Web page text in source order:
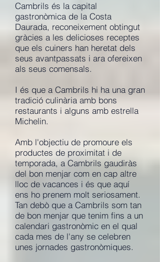
Cambrils és la capital
gastronòmica de la Costa
Daurada, reconeixement obtingut
gràcies a les delicioses receptes
que els cuiners han heretat dels
seus avantpassats i ara ofereixen
als seus comensals.
I és que a Cambrils hi ha una gran
tradició culinària amb bons
restaurants i alguns amb estrella
Michelin.
Amb l'objectiu de promoure els
productes de proximitat i de
temporada, a Cambrils gaudiràs
del bon menjar com en cap altre
lloc de vacances i és que aquí
ens ho prenem molt seriosament.
Tan debò que a Cambrils som tan
de bon menjar que tenim fins a un
calendari gastronòmic en el qual
cada mes de l'any se celebren
unes jornades gastronòmiques.